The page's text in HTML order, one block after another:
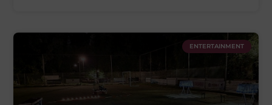
ENTERTAINMENT